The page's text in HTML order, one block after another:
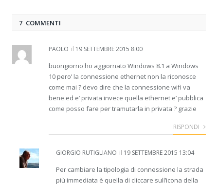
7 COMMENTI
PAOLO il 19 SETTEMBRE 2015 8:00
buongiorno ho aggiornato Windows 8.1 a Windows
10 pero’ la connessione ethernet non la riconosce
come mai ? devo dire che la connessione wifi va
bene ed e’ privata invece quella ethernet e’ pubblica
come posso fare per tramutarla in privata ? grazie
RISPONDI
GIORGIO RUTIGLIANO il 19 SETTEMBRE 2015 13:04
Per cambiare la tipologia di connessione la strada
più immediata è quella di cliccare sull’icona della